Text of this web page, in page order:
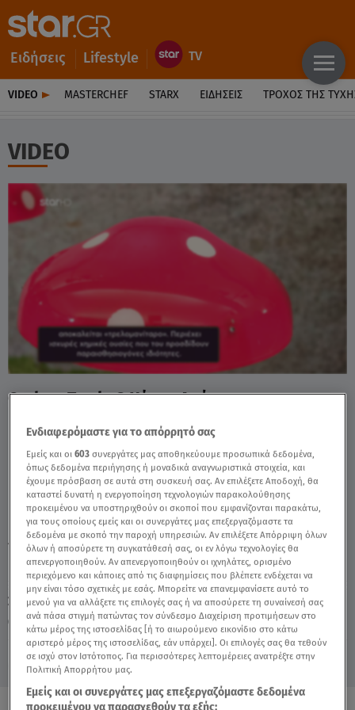
Ειδήσεις Lifestyle
VIDEO MASTERCHEF STARX ΕΙΔΉΣΕΙΣ ΤΡΟΧΌΣ ΤΗΣ
VIDEO
Σάββατο 8 Αυγούστου 2026
26.06.26, 18:15 MEDIA
Cash or Trash: Ο Χάρης Απέρριψε
TAGS: CASH OR TRASH ΘΑΝΟΣ ΜΑΡΙΝΗΣ
Ενδιαφερόμαστε για το απόρρητό σας
Εμείς και οι603 συνεργάτες μας αποθηκεύουμε προσωπικά δεδομένα,
όπως δεδομένα περιήγησης ή μοναδικά αναγνωριστικά στοιχεία, και
έχουμε πρόσβαση σε αυτά στη συσκευή σας. Αν επιλέξετε Αποδοχή, θα
καταστεί δυνατή η ενεργοποίηση τεχνολογιών παρακολούθησης
προκειμένου να υποστηριχθούν οι σκοποί που εμφανίζονται παρακάτω,
για τους οποίους εμείς και οι συνεργάτες μας επεξεργαζόμαστε τα
δεδομένα με σκοπό την παροχή υπηρεσιών. Αν επιλέξετε Απόρριψη όλων
όλων ή αποσύρετε τη συγκατάθεσή σας, οι εν λόγω τεχνολογίες θα
απενεργοποιηθούν. Αν απενεργοποιηθούν οι ιχνηλάτες, ορισμένο
περιεχόμενο και κάποιες από τις διαφημίσεις που βλέπετε ενδέχεται να
μην είναι τόσο σχετικές με εσάς. Μπορείτε να επανεμφανίσετε αυτό το
μενού για να αλλάξετε τις επιλογές σας ή να αποσύρετε τη συναίνεσή σας
ανά πάσα στιγμή πατώντας τον σύνδεσμο Διαχείριση προτιμήσεων στο
κάτω μέρος της ιστοσελίδας [ή το αιωρούμενο εικονίδιο στο κάτω
αριστερό μέρος της ιστοσελίδας, εάν υπάρχει]. Οι επιλογές σας θα τεθούν
σε ισχύ στον Ιστότοπος. Για περισσότερες λεπτομέρειες ανατρέξτε στην
Πολιτική Απορρήτου μας.
Εμείς και οι συνεργάτες μας επεξεργαζόμαστε δεδομένα
προκειμένου να παρασχεθούν τα εξής: